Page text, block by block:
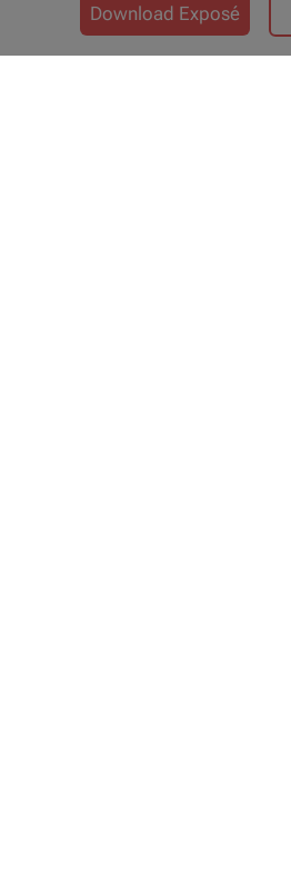
Download Exposé